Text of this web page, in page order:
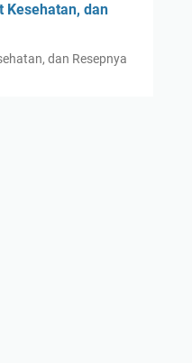
Kesehatan, dan
dan Resepnya